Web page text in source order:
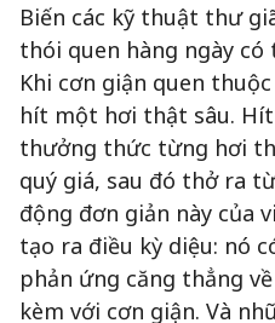
Biến các kỹ thuật thư
thói quen hàng ngày có
Khi cơn giận quen
hít một hơi thật sâu.
thưởng thức từng hơi
quý giá, sau đó thở ra
động đơn giản này của
tạo ra điều kỳ diệu: nó
phản ứng căng thẳng
kèm với cơn giận. Và